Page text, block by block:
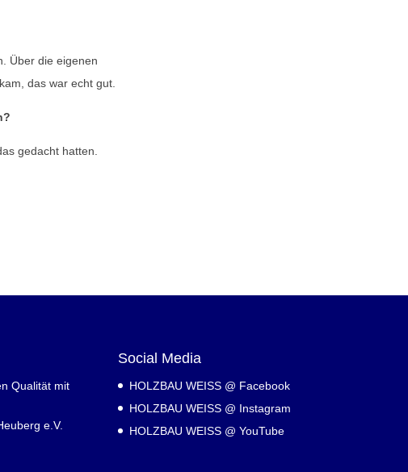
Über die eigenen
das war echt gut.
gedacht hatten.
Qualität mit
e.V.
Social Media
HOLZBAU WEISS @ Facebook
HOLZBAU WEISS @ Instagram
HOLZBAU WEISS @ YouTube